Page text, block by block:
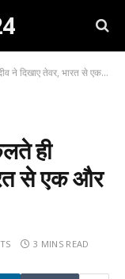
तेवर, भारत से एक और रिश्ता तोड़ा…
ही
से एक और
3 MINS READ